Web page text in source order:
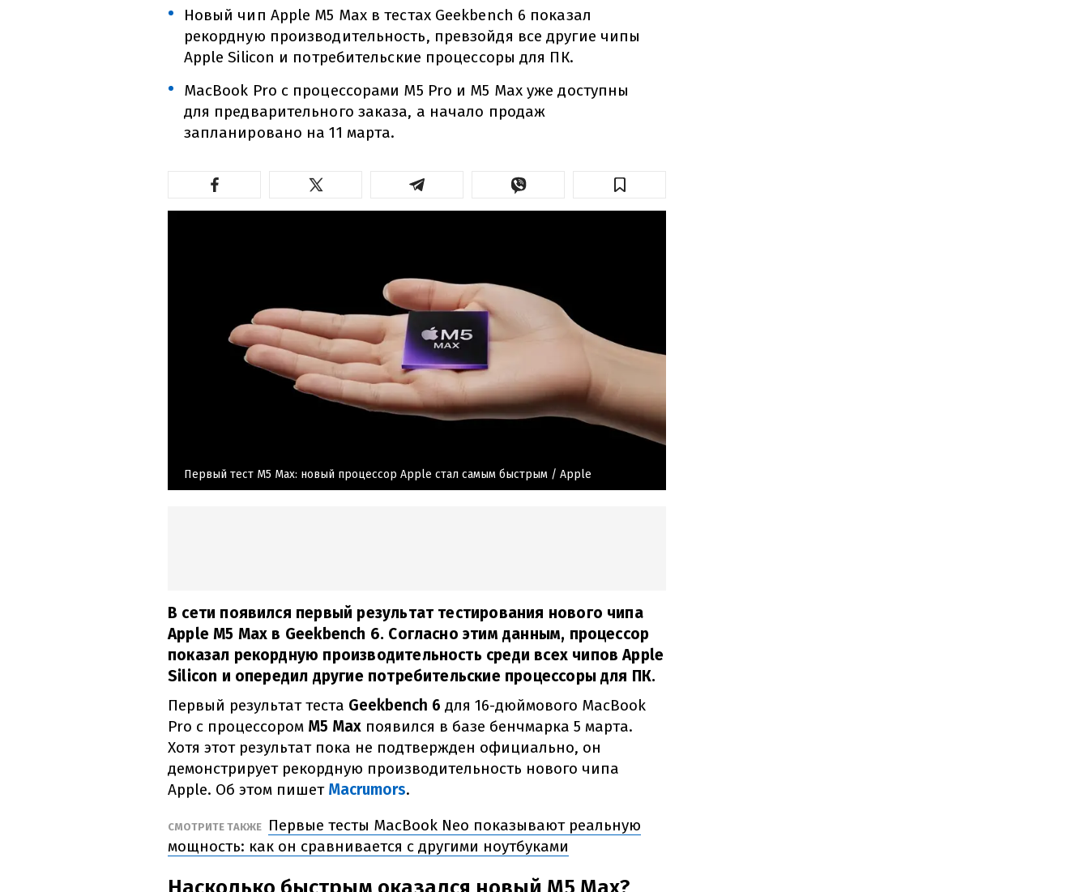
Новый чип Apple M5 Max в тестах Geekbench 6 показал
рекордную производительность, превзойдя все другие чипы
Apple Silicon и потребительские процессоры для ПК.
MacBook Pro с процессорами M5 Pro и M5 Max уже доступны
для предварительного заказа, а начало продаж
запланировано на 11 марта.
Первый тест M5 Max: новый процессор Apple стал самым быстрым / Apple
В сети появился первый результат тестирования нового чипа
Apple M5 Max в Geekbench 6. Согласно этим данным, процессор
показал рекордную производительность среди всех чипов Apple
Silicon и опередил другие потребительские процессоры для ПК.
Первый результат теста Geekbench 6 для 16-дюймового MacBook
Pro с процессором M5 Max появился в базе бенчмарка 5 марта.
Хотя этот результат пока не подтвержден официально, он
демонстрирует рекордную производительность нового чипа
Apple. Об этом пишет Macrumors.
СМОТРИТЕ ТАКЖЕ
Первые тесты MacBook Neo показывают реальную
мощность: как он сравнивается с другими ноутбуками